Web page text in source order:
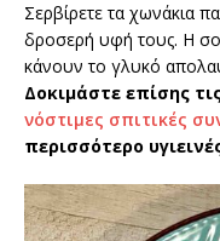
Σερβίρετε τα χωνάκια
δροσερή υφή τους. Η
κάνουν το γλυκό
Δοκιμάστε επίσης
νόστιμες σπιτικές
περισσότερο